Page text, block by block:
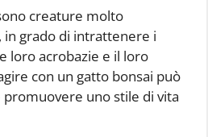
creature molto
in grado di intrattenere i
loro acrobazie e il loro
con un gatto bonsai può
uno stile di vita